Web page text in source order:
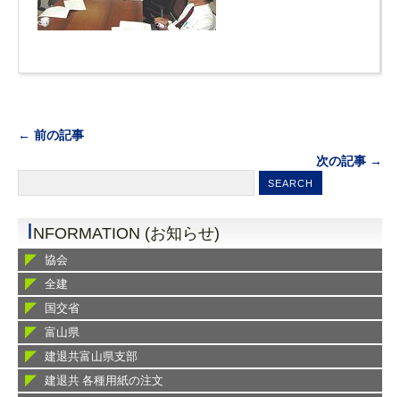
← 前の記事
次の記事 →
INFORMATION (お知らせ)
協会
全建
国交省
富山県
建退共富山県支部
建退共 各種用紙の注文